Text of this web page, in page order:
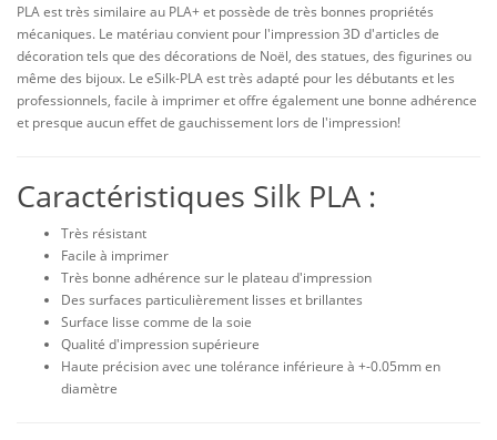
PLA est très similaire au PLA+ et possède de très bonnes propriétés
mécaniques. Le matériau convient pour l'impression 3D d'articles de
décoration tels que des décorations de Noël, des statues, des figurines ou
même des bijoux. Le eSilk-PLA est très adapté pour les débutants et les
professionnels, facile à imprimer et offre également une bonne adhérence
et presque aucun effet de gauchissement lors de l'impression!
Caractéristiques Silk PLA :
Très résistant
Facile à imprimer
Très bonne adhérence sur le plateau d'impression
Des surfaces particulièrement lisses et brillantes
Surface lisse comme de la soie
Qualité d'impression supérieure
Haute précision avec une tolérance inférieure à +-0.05mm en
diamètre